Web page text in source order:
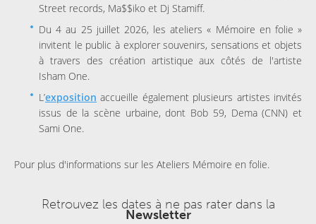
Street records, Ma$$iko et Dj Stamiff.
Du 4 au 25 juillet 2026, les ateliers « Mémoire en folie »
invitent le public à explorer souvenirs, sensations et objets
à travers des création artistique aux côtés de l'artiste
Isham One.
L’exposition accueille également plusieurs artistes invités
issus de la scène urbaine, dont Bob 59, Dema (CNN) et
Sami One.
Pour plus d'informations sur les Ateliers Mémoire en folie.
Retrouvez les dates à ne pas rater dans la
Newsletter